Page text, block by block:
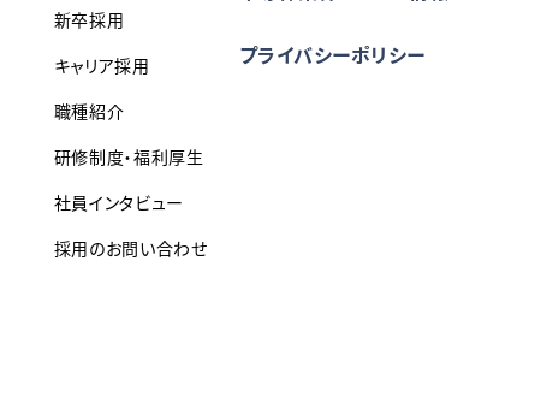
新卒採用
キャリア採用
職種紹介
研修制度・福利厚生
社員インタビュー
採用のお問い合わせ
プライバシーポリシー